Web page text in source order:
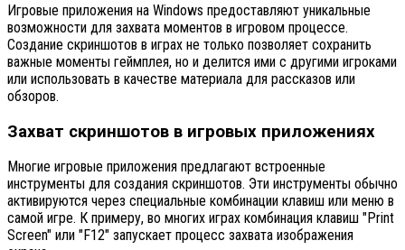
Игровые приложения на Windows предоставляют уникальные
возможности для захвата моментов в игровом процессе.
Создание скриншотов в играх не только позволяет сохранить
важные моменты геймплея, но и делится ими с другими игроками
или использовать в качестве материала для рассказов или
обзоров.
Захват скриншотов в игровых приложениях
Многие игровые приложения предлагают встроенные
инструменты для создания скриншотов. Эти инструменты обычно
активируются через специальные комбинации клавиш или меню в
самой игре. К примеру, во многих играх комбинация клавиш "Print
Screen" или "F12" запускает процесс захвата изображения